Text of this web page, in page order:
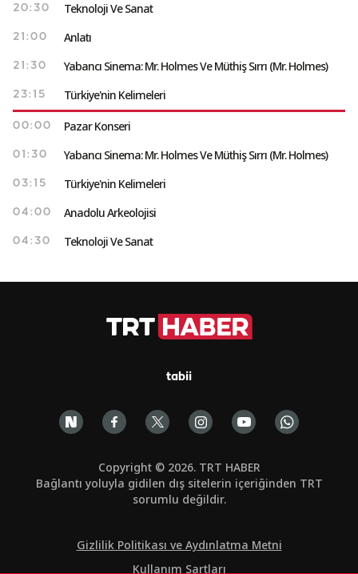
20:30 Teknoloji Ve Sanat
21:00 Anlatı
21:30 Yabancı Sinema: Mr. Holmes Ve Müthiş Sırrı (Mr. Holmes)
23:15 Türkiye'nin Kelimeleri
00:00 Pazar Konseri
01:30 Yabancı Sinema: Mr. Holmes Ve Müthiş Sırrı (Mr. Holmes)
03:15 Türkiye'nin Kelimeleri
04:00 Anadolu Arkeolojisi
04:30 Teknoloji Ve Sanat
tabii
Copyright © 2026. TRT HABER
Bağlantı yoluyla gidilen dış sitelerin içeriğinden TRT
sorumlu değildir.
Gizlilik Politikası ve Aydınlatma Metni
Kullanım Şartları